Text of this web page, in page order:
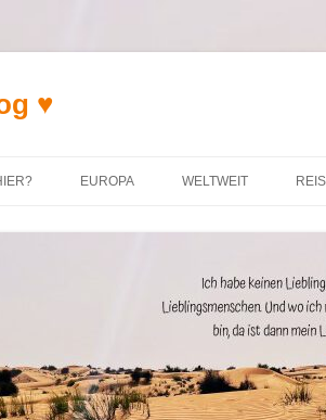
♥
EUROPA WELTWEIT